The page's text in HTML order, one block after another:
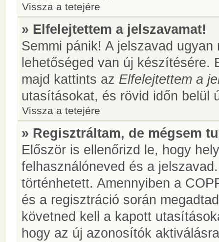
Vissza a tetejére
» Elfelejtettem a jelszavamat!
Semmi pánik! A jelszavad
lehetőséged van új készítésére.
majd kattints az Elfelejtettem a
utasításokat, és rövid időn belül
Vissza a tetejére
» Regisztráltam, de mégsem
Először is ellenőrizd le, hogy
felhasználóneved és a
történhetett. Amennyiben a
és a regisztráció során
követned kell a kapott
hogy az új azonosítók